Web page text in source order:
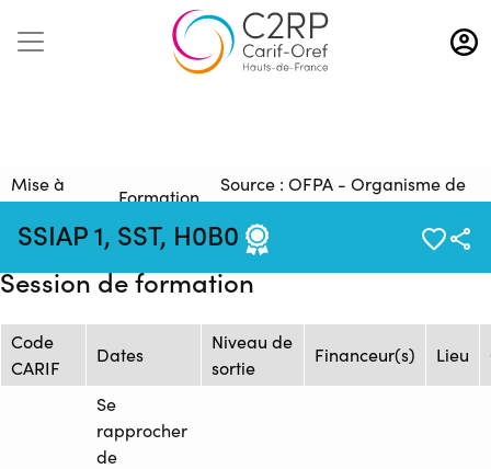
Aller
au
contenu
SSIAP 1, SST, H0B0
Mise à
jour :
19/11/2025
Formation
: 1293129
Source : OFPA - Organisme de
Formation Professionnelle de
l'Artois
Session de formation
Code
CARIF
Dates
Niveau de
sortie
Financeur(s) Lieu
Se
rapprocher
de